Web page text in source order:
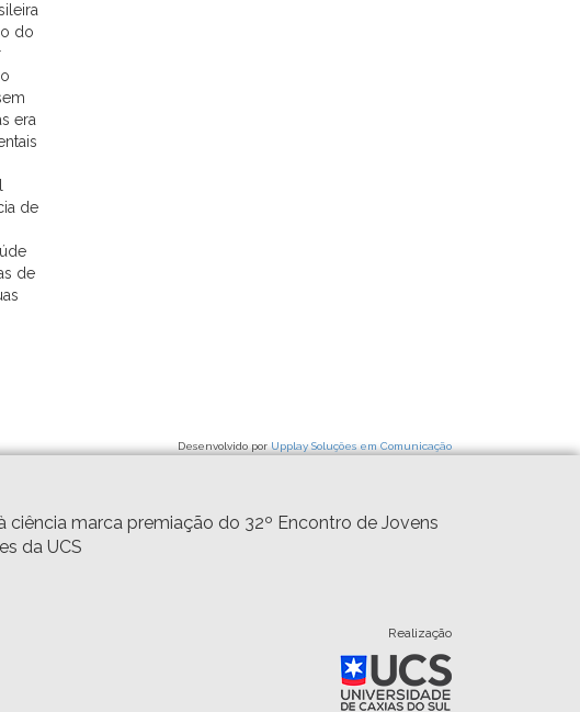
do
era
de
de
Desenvolvido por Upplay Soluções em Comunicação
ciência marca premiação do 32º Encontro de Jovens
da UCS
Realização